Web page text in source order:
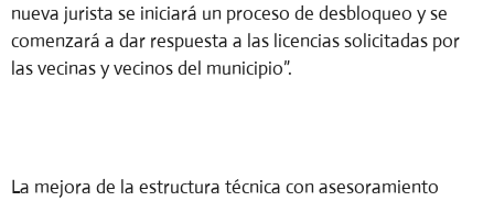
nueva jurista se iniciará un proceso de desbloqueo y se
comenzará a dar respuesta a las licencias solicitadas por
las vecinas y vecinos del municipio”.
La mejora de la estructura técnica con asesoramiento